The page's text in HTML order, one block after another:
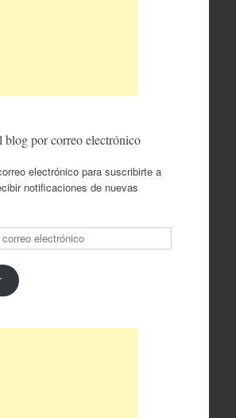
blog por correo electrónico
electrónico para suscribirte a
notificaciones de nuevas